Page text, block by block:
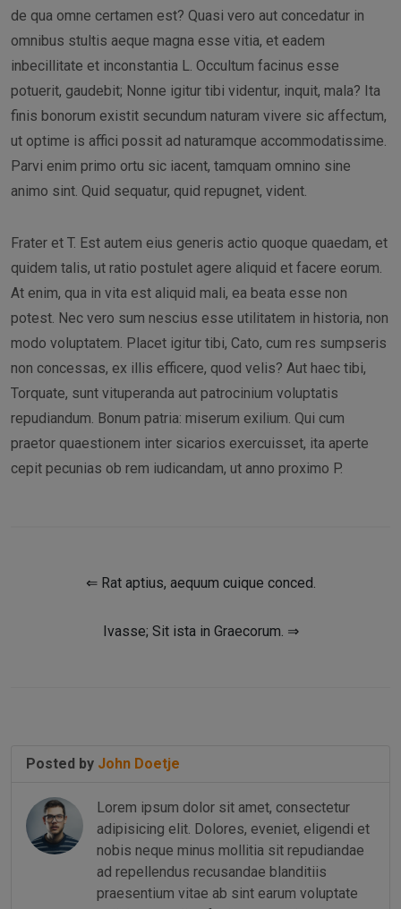
de qua omne certamen est? Quasi vero aut concedatur in
omnibus stultis aeque magna esse vitia, et eadem
inbecillitate et inconstantia L. Occultum facinus esse
potuerit, gaudebit; Nonne igitur tibi videntur, inquit, mala? Ita
finis bonorum existit secundum naturam vivere sic affectum,
ut optime is affici possit ad naturamque accommodatissime.
Parvi enim primo ortu sic iacent, tamquam omnino sine
animo sint. Quid sequatur, quid repugnet, vident.
Frater et T. Est autem eius generis actio quoque quaedam, et
quidem talis, ut ratio postulet agere aliquid et facere eorum.
At enim, qua in vita est aliquid mali, ea beata esse non
potest. Nec vero sum nescius esse utilitatem in historia, non
modo voluptatem. Placet igitur tibi, Cato, cum res sumpseris
non concessas, ex illis efficere, quod velis? Aut haec tibi,
Torquate, sunt vituperanda aut patrocinium voluptatis
repudiandum. Bonum patria: miserum exilium. Qui cum
praetor quaestionem inter sicarios exercuisset, ita aperte
cepit pecunias ob rem iudicandam, ut anno proximo P.
⇐ Rat aptius, aequum cuique conced.
Ivasse; Sit ista in Graecorum. ⇒
Posted by John Doetje
Lorem ipsum dolor sit amet, consectetur
adipisicing elit. Dolores, eveniet, eligendi et
nobis neque minus mollitia sit repudiandae
ad repellendus recusandae blanditiis
praesentium vitae ab sint earum voluptate